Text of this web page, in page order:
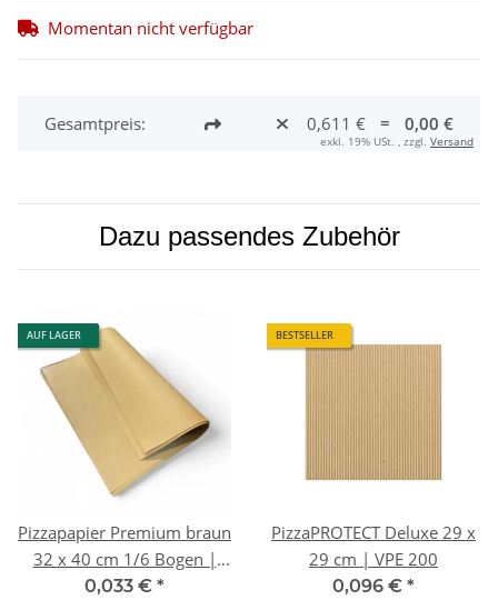
Momentan nicht verfügbar
Gesamtpreis: 0,611 € = 0,00 €
exkl. 19% USt. , zzgl. Versand
Dazu passendes Zubehör
AUF LAGER
Pizzapapier Premium braun
32 x 40 cm 1/6 Bogen |
VPE 1000
0,033 € *
BESTSELLER
PizzaPROTECT Deluxe 29 x
29 cm | VPE 200
0,096 € *